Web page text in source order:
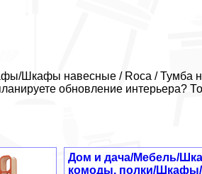
Шкафы навесные / Roca / Тумба
обновление интерьера?
Дом и дача/Мебель/
комоды, полки/